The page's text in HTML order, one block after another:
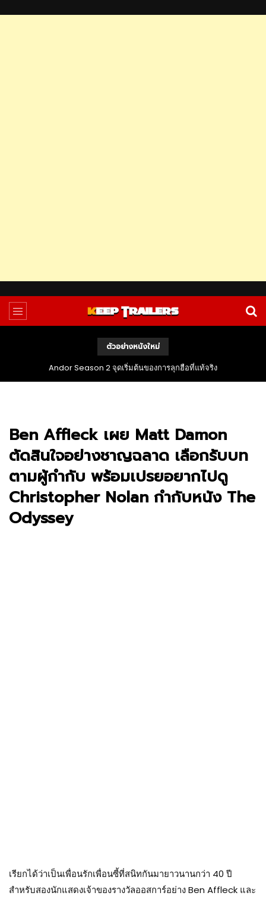
ตัวอย่างหนังใหม่
Andor Season 2 จุดเริ่มต้นของการลุกฮือที่แท้จริง
Ben Affleck เผย Matt Damon
ตัดสินใจอย่างชาญฉลาด เลือกรับบท
ตามผู้กำกับ พร้อมเปรยอยากไปดู
Christopher Nolan กำกับหนัง The
Odyssey
เรียกได้ว่าเป็นเพื่อนรักเพื่อนซี้ที่สนิทกันมายาวนานกว่า 40 ปี
สำหรับสองนักแสดงเจ้าของรางวัลออสการ์อย่าง Ben Affleck และ